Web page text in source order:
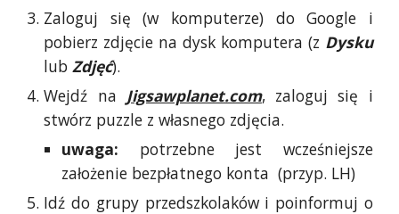
Zaloguj się (w komputerze) do Google i
pobierz zdjęcie na dysk komputera (z Dysku
lubZdjęć).
Wejdź na Jigsawplanet.com, zaloguj się i
stwórz puzzle z własnego zdjęcia.
uwaga: potrzebne jest wcześniejsze
założenie bezpłatnego konta (przyp. LH)
Idź do grupy przedszkolaków i poinformuj o